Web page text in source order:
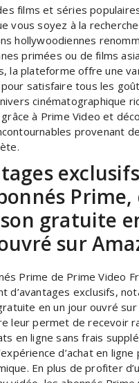
films et séries
vous soyez à la
hollywoodiennes
primées ou de films
la plateforme offre une
satisfaire tous les
cinématographique
à Prime Video et
provenant
gratuite
sur
Prime de Prime Video
d’avantages exclusifs,
en un jour ouvré sur
leur permet de recevoir
en ligne sans frais
d’achat en
En plus de profiter